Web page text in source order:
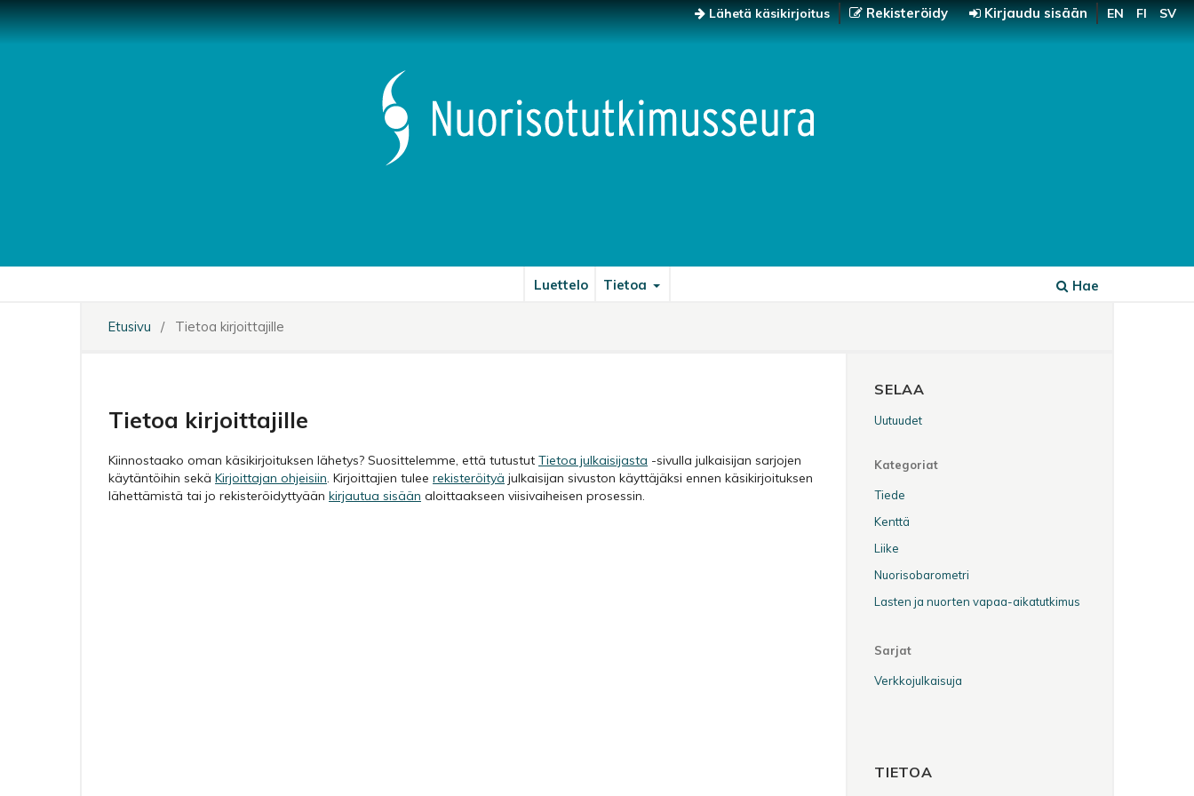
Luettelo Tietoa Hae
Lähetä käsikirjoitus Rekisteröidy Kirjaudu sisään EN FI SV
Etusivu / Tietoa kirjoittajille
Tietoa kirjoittajille
Kiinnostaako oman käsikirjoituksen lähetys? Suosittelemme, että tutustut Tietoa julkaisijasta -sivulla julkaisijan sarjojen
käytäntöihin sekä Kirjoittajan ohjeisiin. Kirjoittajien tulee rekisteröityä julkaisijan sivuston käyttäjäksi ennen käsikirjoituksen
lähettämistä tai jo rekisteröidyttyään kirjautua sisään aloittaakseen viisivaiheisen prosessin.
SELAA
Uutuudet
Kategoriat
Tiede
Kenttä
Liike
Nuorisobarometri
Lasten ja nuorten vapaa-aikatutkimus
Sarjat
Verkkojulkaisuja
TIETOA